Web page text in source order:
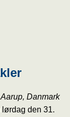
Danmark
den 31.